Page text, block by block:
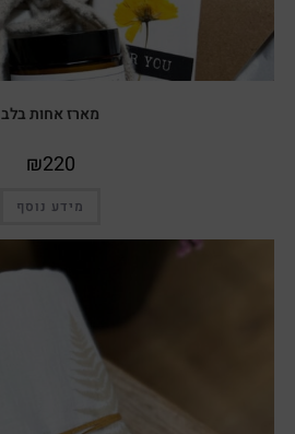
מארז אחות בלב
₪220
מידע נוסף